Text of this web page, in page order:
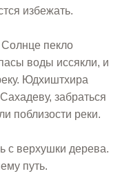
избежать.
пекло
воды иссякли, и
Юдхиштхира
забраться
поблизости реки.
верхушки дерева.
путь.